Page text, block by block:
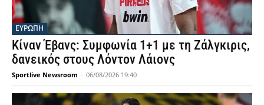
ΕΥΡΩΠΗ
Κίναν Έβανς: Συμφωνία 1+1 με τη Ζάλγκιρις,
δανεικός στους Λόντον Λάιονς
Sportlive Newsroom - 06/08/2026 19:40